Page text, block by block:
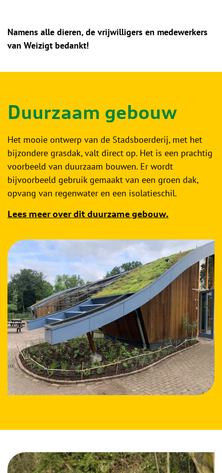
Namens alle dieren, de vrijwilligers en medewerkers
van Weizigt bedankt!
Duurzaam gebouw
Het mooie ontwerp van de Stadsboerderij, met het
bijzondere grasdak, valt direct op. Het is een prachtig
voorbeeld van duurzaam bouwen. Er wordt
bijvoorbeeld gebruik gemaakt van een groen dak,
opvang van regenwater en een isolatieschil.
Lees meer over dit duurzame gebouw.